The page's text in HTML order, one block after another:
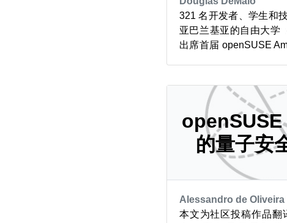
321 名开发者、学生和
亚巴兰基亚的自由大学
出席首届 openSUSE
文化与贡献精神。 夺
为峰会增添了实战...
openSUSE
的量子安
Alessandro de Oliveira
本文为社区投稿作品翻